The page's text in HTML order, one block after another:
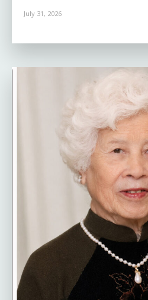
July 31, 2026